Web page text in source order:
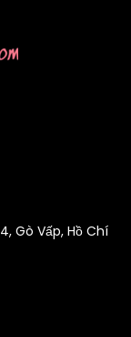
Gò Vấp, Hồ Chí